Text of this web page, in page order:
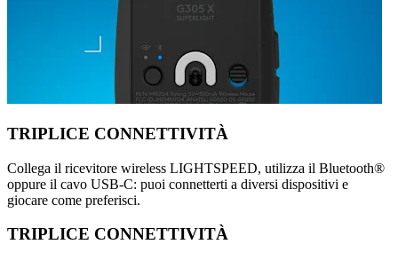
TRIPLICE CONNETTIVITÀ
Collega il ricevitore wireless LIGHTSPEED, utilizza il Bluetooth®
oppure il cavo USB-C: puoi connetterti a diversi dispositivi e
giocare come preferisci.
TRIPLICE CONNETTIVITÀ